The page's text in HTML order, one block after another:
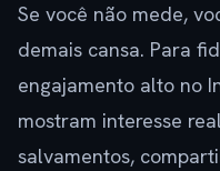
Se você não mede,
demais cansa. Para
engajamento alto no
mostram interesse
salvamentos,